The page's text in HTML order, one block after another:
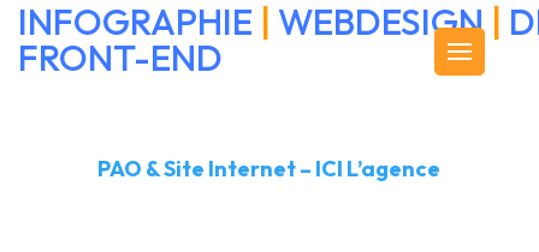
INFOGRAPHIE | WEBDESIGN |
FRONT-END
PAO & Site Internet – ICI L’agence